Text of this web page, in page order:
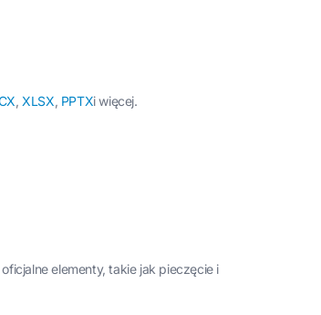
, XLSX, PPTXi więcej.
elementy, takie jak pieczęcie i